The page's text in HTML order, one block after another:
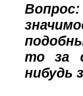
то за
нибудь